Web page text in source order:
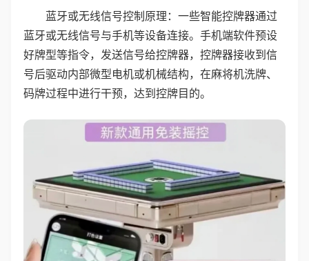
蓝牙或无线信号控制原理：一些智能控牌器通过
蓝牙或无线信号与手机等设备连接。手机端软件预设
好牌型等指令，发送信号给控牌器，控牌器接收到信
号后驱动内部微型电机或机械结构，在麻将机洗牌、
码牌过程中进行干预，达到控牌目的。